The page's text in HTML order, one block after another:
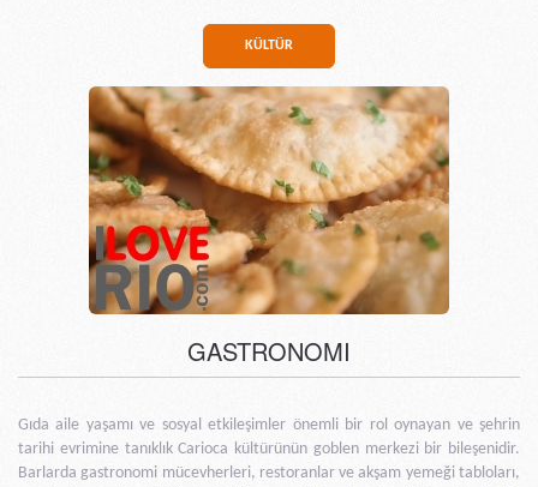
KÜLTÜR
GASTRONOMI
Gıda aile yaşamı ve sosyal etkileşimler önemli bir rol oynayan ve şehrin
tarihi evrimine tanıklık Carioca kültürünün goblen merkezi bir bileşenidir.
Barlarda gastronomi mücevherleri, restoranlar ve akşam yemeği tabloları,